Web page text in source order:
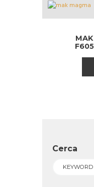
MAK
Cerca